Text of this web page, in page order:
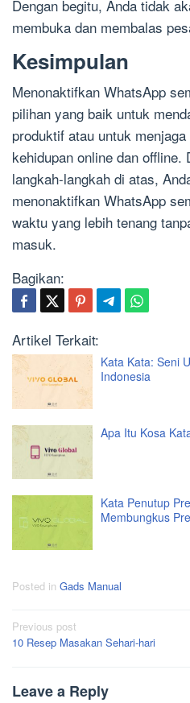
Dengan begitu, Anda tidak
membuka dan membalas
Kesimpulan
Menonaktifkan WhatsApp
pilihan yang baik untuk
produktif atau untuk
kehidupan online dan offline.
langkah-langkah di atas,
menonaktifkan WhatsApp
waktu yang lebih tenang
masuk.
Bagikan:
Artikel Terkait:
Kata Kata: Seni
Indonesia
Apa Itu Kosa
Kata Penutup
Membungkus
Posted in Gads Manual
Post
navigation
Previous post
10 Resep Masakan Sehari-hari
Leave a Reply